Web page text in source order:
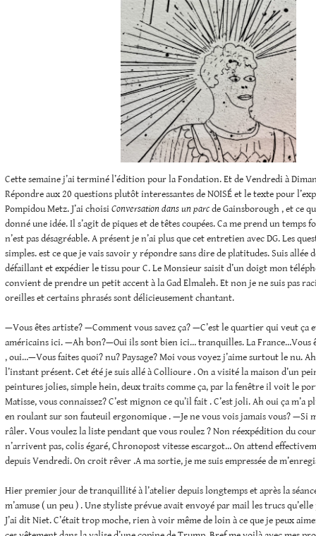
Cette semaine j’ai terminé l’édition pour la Fondation. Et de Vendredi à
Répondre aux 20 questions plutôt interessantes de NOISÉ et le texte pour
Pompidou Metz. J’ai choisiConversation dans un parcde Gainsborough , et ce
donné une idée. Il s’agit de piques et de têtes coupées. Ca me prend un temps
n’est pas désagréable. A présent je n’ai plus que cet entretien avec DG. Les
simples. est ce que je vais savoir y répondre sans dire de platitudes. Suis allée
défaillant et expédier le tissu pour C. Le Monsieur saisit d’un doigt mon
convient de prendre un petit accent à la Gad Elmaleh. Et non je ne suis pas
oreilles et certains phrasés sont délicieusement chantant.
—Vous êtes artiste? —Comment vous savez ça? —C’est le quartier qui veut ça
américains ici. —Ah bon?—Oui ils sont bien ici… tranquilles. La France…Vous
, oui…—Vous faites quoi? nu? Paysage? Moi vous voyez j’aime surtout le nu.
l’instant présent. Cet été je suis allé à Collioure . On a visité la maison d’un
peintures jolies, simple hein, deux traits comme ça, par la fenêtre il voit le
Matisse, vous connaissez? C’est mignon ce qu’il fait . C’est joli. Ah oui ça m’a
en roulant sur son fauteuil ergonomique . —Je ne vous vois jamais vous? —Si
râler. Vous voulez la liste pendant que vous roulez ? Non réexpédition du
n’arrivent pas, colis égaré, Chronopost vitesse escargot… On attend
depuis Vendredi. On croit rêver .A ma sortie, je me suis empressée de
Hier premier jour de tranquillité à l’atelier depuis longtemps et après la
m’amuse ( un peu ) . Une styliste prévue avait envoyé par mail les trucs
J’ai dit Niet. C’était trop moche, rien à voir même de loin à ce que je peux